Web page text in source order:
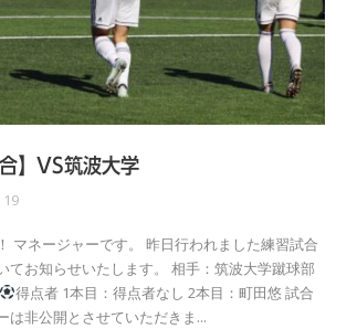
合】VS筑波大学
19
マネージャーです。 昨日行われました練習試合
てお知らせいたします。 相手：筑波大学蹴球部
得点者 1本目：得点者なし 2本目：町田悠 試合
は非公開とさせていただきま...